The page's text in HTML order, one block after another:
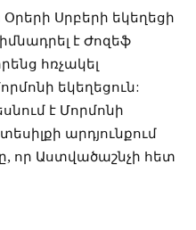
Սրբերի եկեղեցի
է Ժոզեֆ
հռչակել
եկեղեցուն:
է Մորմոնի
արդյունքում
որ Աստվածաշնչի հետ